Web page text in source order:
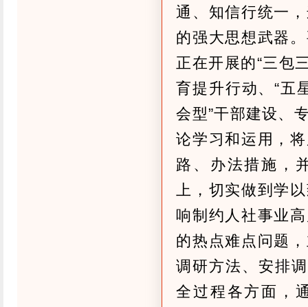
通、知信行统一
的强大思想武器
正在开展的“三包
育提升行动、“五
会型”干部建设、
论学习和运用，
路、办法措施，
上，切实做到学
响制约人社事业
的热点难点问题
调研方法、安排
全过程各方面，